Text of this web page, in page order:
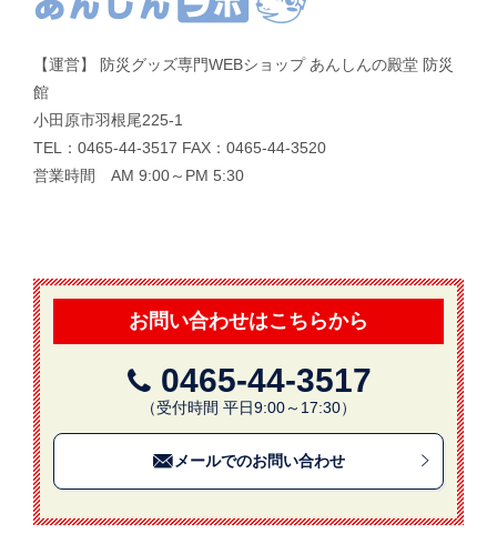
【運営】 防災グッズ専門WEBショップ あんしんの殿堂 防災
館
小田原市羽根尾225-1
TEL：0465-44-3517 FAX：0465-44-3520
営業時間 AM 9:00～PM 5:30
お問い合わせはこちらから
0465-44-3517
（受付時間 平日9:00～17:30）
メールでのお問い合わせ